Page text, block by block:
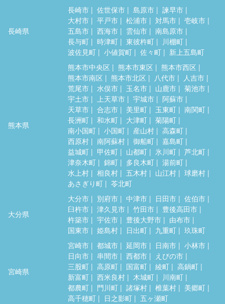
長崎県
長崎市 佐世保市 島原市
諫早市
大村市
平戸市 松浦市 対馬市
壱岐市
五島市
西海市 雲仙市
南島原市
長与町
時津町 東彼杵町
川棚町
波佐見町
小値賀町 佐々町 新上五島町
熊本県
熊本市中央区 熊本市東区
熊本市西区
熊本市南区
熊本市北区 八代市
人吉市
荒尾市
水俣市 玉名市 山鹿市
菊池市
宇土市
上天草市 宇城市
阿蘇市
天草市
合志市 美里町 玉東町
南関町
長洲町
和水町 大津町
菊陽町
南小国町
小国町 産山村
高森町
西原村
南阿蘇村 御船町
嘉島町
益城町
甲佐町 山都町 氷川町
芦北町
津奈木町
錦町 多良木町
湯前町
水上村
相良村 五木村 山江村
球磨村
あさぎり町
苓北町
大分県
大分市 別府市 中津市 日田市
佐伯市
臼杵市
津久見市 竹田市
豊後高田市
杵築市
宇佐市 豊後大野市
由布市
国東市
姫島村 日出町 九重町 玖珠町
宮崎県
宮崎市 都城市 延岡市 日南市
小林市
日向市
串間市 西都市
えびの市
三股町
高原町 国富町 綾町
高鍋町
新富町
西米良村 木城町
川南町
都農町
門川町 諸塚村 椎葉村
美郷町
高千穂町
日之影町 五ヶ瀬町